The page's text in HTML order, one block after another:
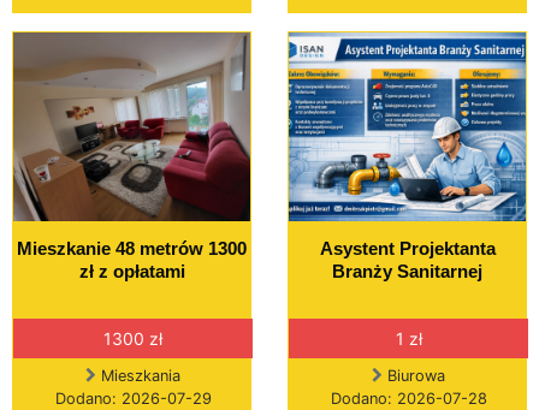
Mieszkanie 48 metrów 1300
zł z opłatami
1300 zł
Mieszkania
Dodano: 2026-07-29
Asystent Projektanta
Branży Sanitarnej
1 zł
Biurowa
Dodano: 2026-07-28